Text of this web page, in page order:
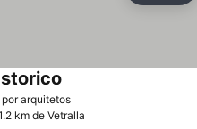
arquitetos
km de Vetralla